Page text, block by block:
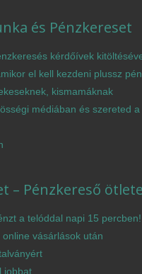
és Pénzkereset
kérdőívek
el kell kezdeni plussz
kismamáknak
médiában és szereted a
– Pénzkereső
a telóddal napi 15 percben!
vásárlások után
jobbat